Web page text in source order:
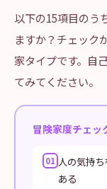
以下の15項目のう
ますか？チェック
家タイプです。自
てみてください。
冒険家度チェッ
01 人の気持
ある